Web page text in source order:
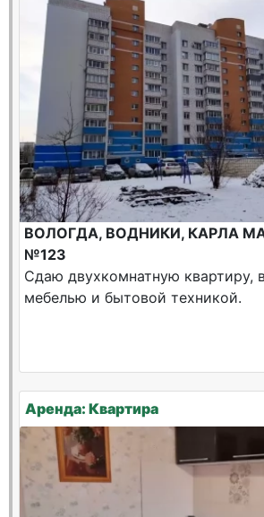
ВОЛОГДА, ВОДНИКИ, КАРЛА
№123
Сдаю двухкомнатную квартиру,
мебелью и бытовой техникой.
Аренда: Квартира